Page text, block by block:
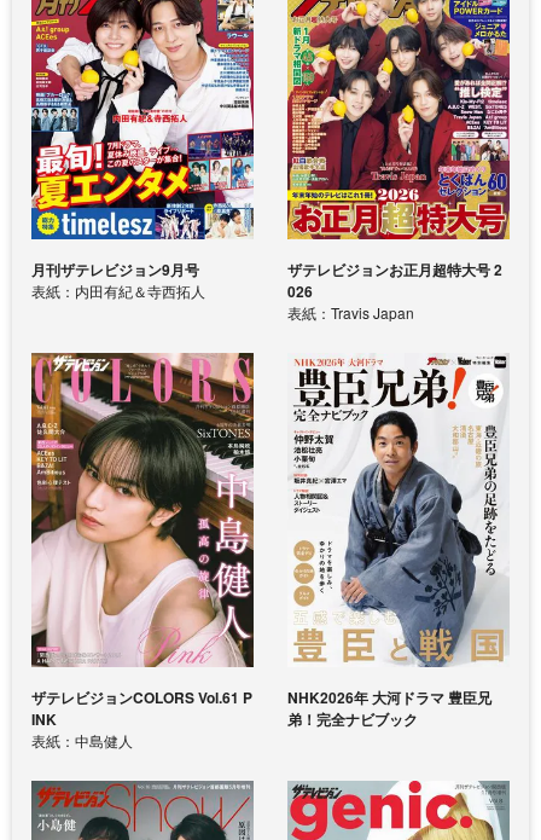
月刊ザテレビジョン9月号
表紙：内田有紀＆寺西拓人
ザテレビジョンお正月超特大号 2
026
表紙：Travis Japan
ザテレビジョンCOLORS Vol.61 P
INK
表紙：中島健人
NHK2026年 大河ドラマ 豊臣兄
弟！完全ナビブック